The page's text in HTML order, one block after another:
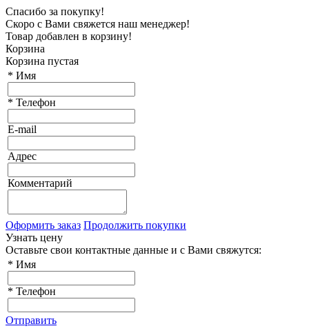
Спасибо за покупку!
Скоро с Вами свяжется наш менеджер!
Товар добавлен в корзину!
Корзина
Корзина пустая
* Имя
* Телефон
E-mail
Адрес
Комментарий
Оформить заказ Продолжить покупки
Узнать цену
Оставьте свои контактные данные и с Вами свяжутся:
* Имя
* Телефон
Отправить